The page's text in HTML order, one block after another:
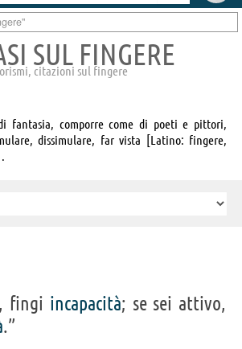
SUL FINGERE
citazioni sul fingere
fantasia, comporre come di poeti e pittori,
dissimulare, far vista [Latino: fingere,
fingi incapacità; se sei attivo,
.”